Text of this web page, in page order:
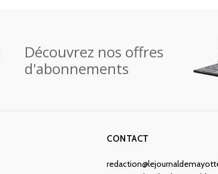
Découvrez nos offres
d'abonnements
CONTACT